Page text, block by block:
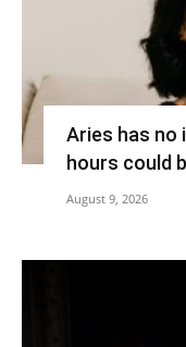
Aries has no
hours could
August 9, 2026